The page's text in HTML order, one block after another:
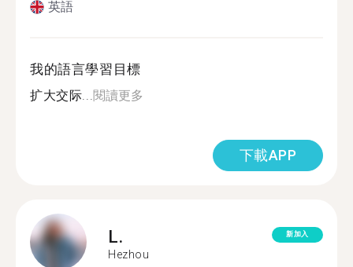
英語
我的語言學習目標
扩大交际...閱讀更多
下載APP
L.
Hezhou
新加入